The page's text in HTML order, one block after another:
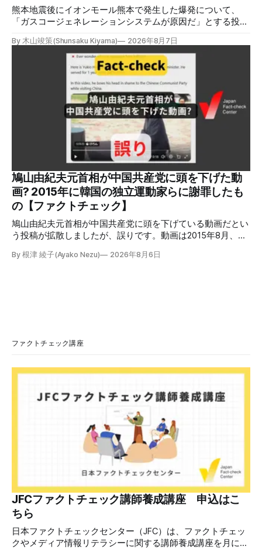
熊本地震後にイオンモール熊本で発生した爆発について、
「ガスコージェネレーションシステムが原因だ」とする投稿
ジェネレーションやガス発電機は設置していないことを確認
している」と発表し、LPガスが原因だった可能性が高いと説
明しています。またイオンは5日、事故原因を調べる事故調
査委員会を設置すると発表しました。 検証対象 拡散した投
ガスを燃料としてガスエンジンやガスタービンで発電し、排
熱を冷暖房などに利用する「ガスコージェネレーション」が
原因だとする投稿が拡散した（例1、例2）。 検証する理由
ソーシャルリスニングツールMeltwaterで調べると、これら
の投稿の表示回数は少なくとも合計194万回を超えている。
爆発の原因をめぐって、さまざまな根拠不明の情報が飛び交
っているため検証する。 検証過程 イオンモール熊本の爆発
2026年7月28日午後16時27分ごろ、熊本県で震度7の地震が
発生した。午後6時ごろ、嘉島町のショッピングセンター
「イ
By 木山竣策(Shunsaku Kiyama) 2026年8月7日
鳩山由紀夫元首相が中国共産党に頭を下げた動
画? 2015年に韓国の独立運動家らに謝罪したも
の【ファクトチェック】
鳩山由紀夫元首相が中国共産党に頭を下げている動画だとい
う投稿が拡散しましたが、誤りです。動画は2015年8月、鳩
立運動家らに謝罪した映像です。中国共産党に対して頭を下
拡散した。 検証する理由 8月6日現在、投稿は200回以上リ
いてあるように見えます」などの英語の指摘もあるが、「日
「共産主義者に恥じて頭を下げるべき人はいない」など、拡
散した投稿を真に受けた反応も多いため検証する。 検証過
By 根津 綾子(Ayako Nezu) 2026年8月6日
ファクトチェック講座
JFCファクトチェック講師養成講座 申込はこ
ちら
日本ファクトチェックセンター（JFC）は、ファクトチェッ
クやメディア情報リテラシーに関する講師養成講座を月に1